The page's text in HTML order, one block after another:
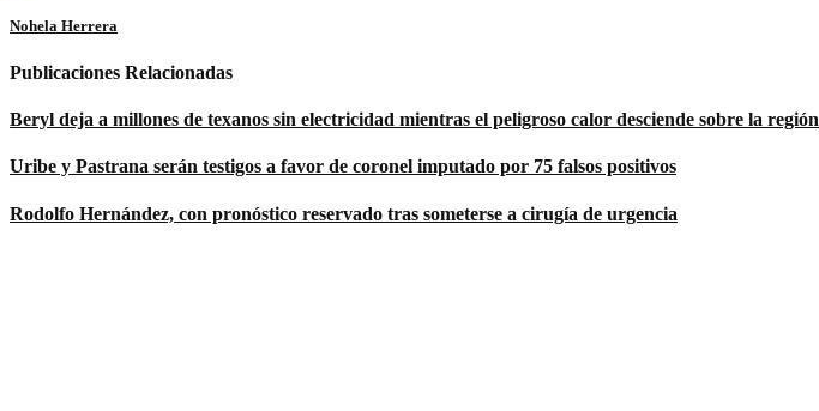
Nohela Herrera
Publicaciones Relacionadas
Beryl deja a millones de texanos sin electricidad mientras el peligroso calor desciende sobre la región
Uribe y Pastrana serán testigos a favor de coronel imputado por 75 falsos positivos
Rodolfo Hernández, con pronóstico reservado tras someterse a cirugía de urgencia